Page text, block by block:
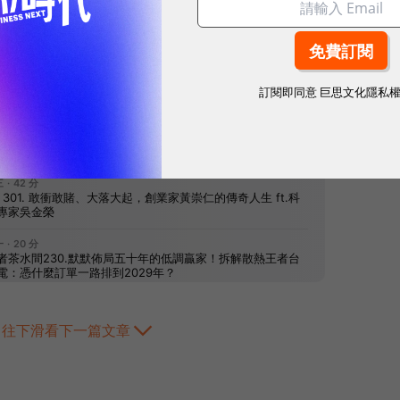
往下滑看下一篇文章
訂閱即同意 巨思文化隱私